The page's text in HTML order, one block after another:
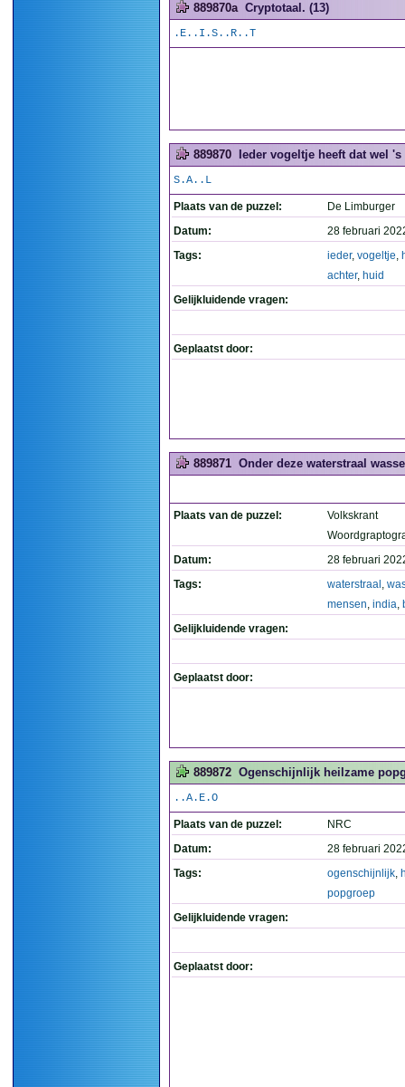
889870a Cryptotaal. (13)
.E..I.S..R..T
889870 Ieder vogeltje heeft dat wel
S.A..L
Plaats van de puzzel:
De Limburger
Datum:
28 februari
Tags:
ieder, vogeltje,
achter, huid
Gelijkluidende vragen:
Geplaatst door:
889871 Onder deze waterstraal
Plaats van de puzzel:
Volkskrant
Datum:
28 februari
Tags:
waterstraal ,
mensen, india,
Gelijkluidende vragen:
Geplaatst door:
889872 Ogenschijnlijk heilzame
..A.E.O
Plaats van de puzzel:
NRC
Datum:
28 februari
Tags:
ogenschijnlijk,
popgroep
Gelijkluidende vragen:
Geplaatst door: